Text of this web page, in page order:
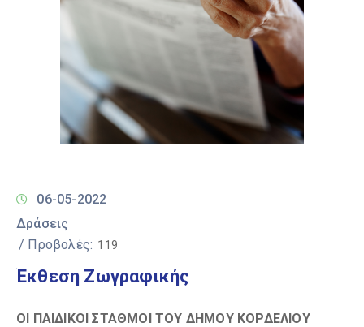
06-05-2022
Δράσεις
/ Προβολές: 119
Έκθεση Ζωγραφικής
ΟΙ ΠΑΙΔΙΚΟI ΣΤΑΘΜΟI ΤΟΥ ΔHΜΟΥ ΚΟΡΔΕΛΙΟY